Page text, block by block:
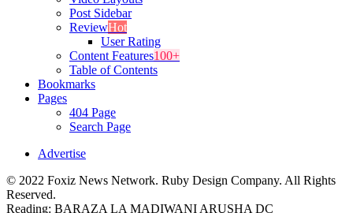
Post Sidebar
ReviewHot
User Rating
Content Features100+
Table of Contents
Bookmarks
Pages
404 Page
Search Page
Advertise
© 2022 Foxiz News Network. Ruby Design Company. All Rights
Reserved.
Reading: BARAZA LA MADIWANI ARUSHA DC